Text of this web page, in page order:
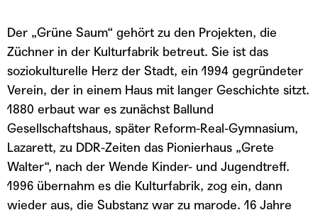
Der „Grüne Saum“ gehört zu den Projekten, die
Züchner in der Kulturfabrik betreut. Sie ist das
soziokulturelle Herz der Stadt, ein 1994 gegründeter
Verein, der in einem Haus mit langer Geschichte sitzt.
1880 erbaut war es zunächst Ballund
Gesellschaftshaus, später Reform-Real-Gymnasium,
Lazarett, zu DDR-Zeiten das Pionierhaus „Grete
Walter“, nach der Wende Kinder- und Jugendtreff.
1996 übernahm es die Kulturfabrik, zog ein, dann
wieder aus, die Substanz war zu marode. 16 Jahre